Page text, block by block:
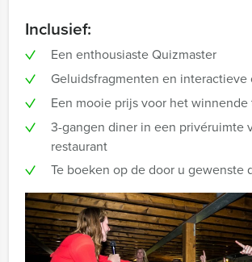
Inclusief:
Een enthousiaste Quizmaster
Geluidsfragmenten en interactieve
Een mooie prijs voor het winnende
3-gangen diner in een privéruimte
restaurant
Te boeken op de door u gewenste